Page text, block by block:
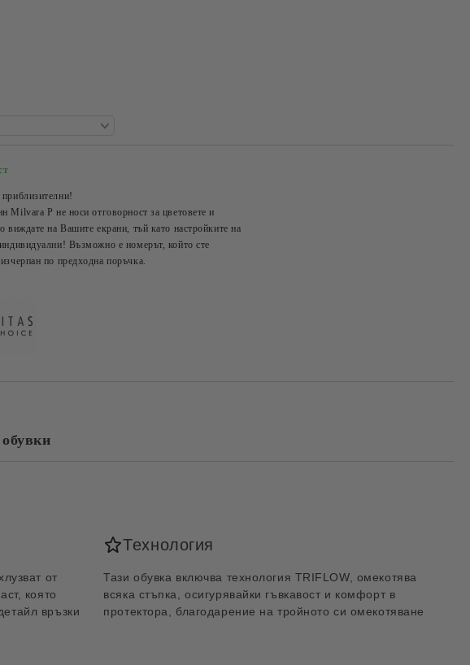
Milvara P не носи отговорност за цветовете и
виждате на Вашите екрани, тъй като настройките на
Възможно е номерът, който сте
по предходна поръчка.
от
която
връзки
Технология
Тази обувка включва технология TRIFLOW, омекотява
всяка стъпка, осигурявайки гъвкавост и комфорт в
протектора, благодарение на тройното си омекотяване